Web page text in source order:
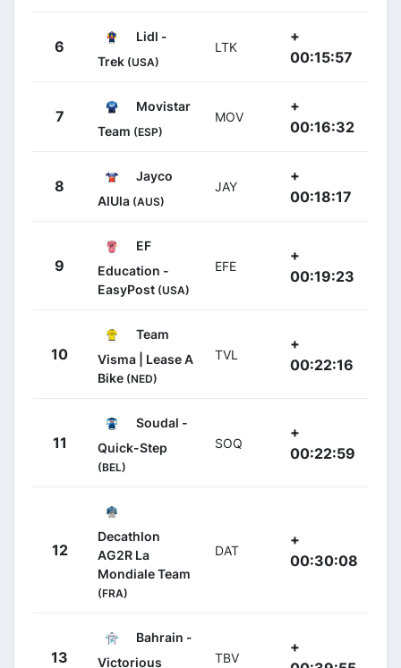
6
Lidl -
Trek (USA)
LTK
+
00:15:57
7
Movistar
Team (ESP)
MOV
+
00:16:32
8
Jayco
AlUla (AUS)
JAY
+
00:18:17
9
EF
Education -
EasyPost (USA)
EFE
+
00:19:23
10
Team
Visma | Lease A
Bike (NED)
TVL
+
00:22:16
11
Soudal -
Quick-Step
(BEL)
SOQ
+
00:22:59
12
Decathlon
AG2R La
Mondiale Team
(FRA)
DAT
+
00:30:08
13
Bahrain -
Victorious
TBV
+